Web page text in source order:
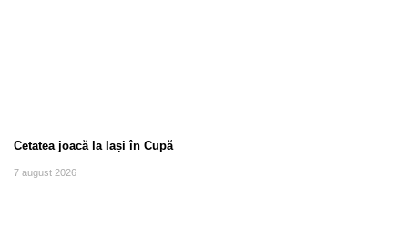
Cetatea joacă la Iași în Cupă
7 august 2026